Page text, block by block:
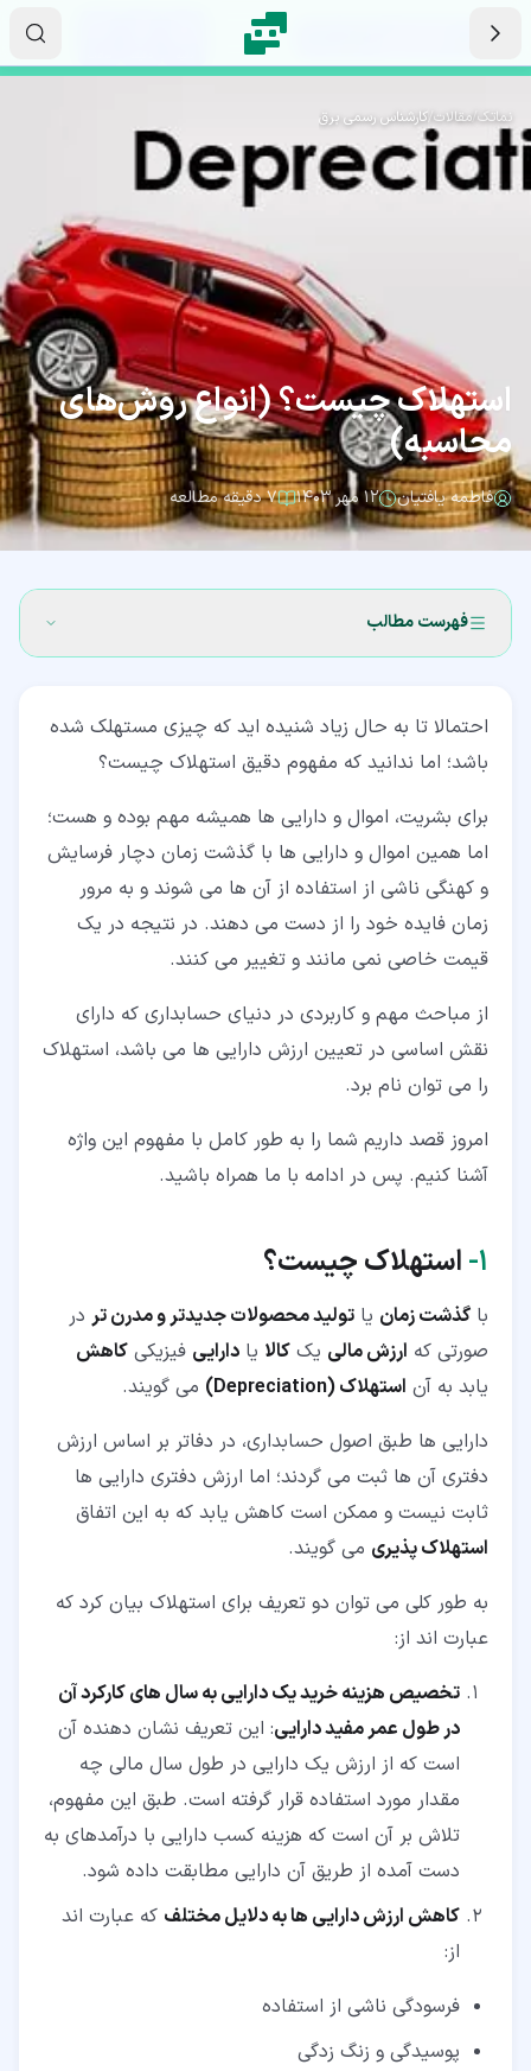
نماتک/مقالات/کارشناس رسمی برق
استهلاک چیست؟ (انواع روش‌های
محاسبه)
فاطمه یافتیان ۱۲ مهر ۱۴۰۳ ۷ دقیقه مطالعه
فهرست مطالب
۳‏-‏۲‏- استهلاک نزولی (Declining-balance Method)
۳‏-‏۳‏- استهلاک مجموع ارقام سال ها (Sum-of-the-years’
digits Method)
۳‏-‏۴‏- استهلاک واحدهای تولید شده (Units-of-production
Method)
۴‏- عوامل تعیین هزینه استهلاک چیست؟
احتمالا تا به حال زیاد شنیده اید که چیزی مستهلک شده
باشد؛ اما ندانید که مفهوم دقیق استهلاک چیست؟
برای بشریت، اموال و دارایی ها همیشه مهم بوده و هست؛
اما همین اموال و دارایی ها با گذشت زمان دچار فرسایش
و کهنگی ناشی از استفاده از آن ها می شوند و به مرور
زمان فایده خود را از دست می دهند. در نتیجه در یک
قیمت خاصی نمی مانند و تغییر می کنند.
از مباحث مهم و کاربردی در دنیای حسابداری که دارای
نقش اساسی در تعیین ارزش دارایی ها می باشد، استهلاک
را می توان نام برد.
امروز قصد داریم شما را به طور کامل با مفهوم این واژه
آشنا کنیم. پس در ادامه با ما همراه باشید.
۱‏- استهلاک چیست؟
با گذشت زمان یا تولید محصولات جدیدتر و مدرن تر در
صورتی که ارزش مالی یک کالا یا دارایی فیزیکی کاهش
یابد به آن استهلاک (Depreciation)
می گویند.
دارایی ها طبق اصول حسابداری، در دفاتر بر اساس ارزش
دفتری آن ها ثبت می گردند؛ اما ارزش دفتری دارایی ها
ثابت نیست و ممکن است کاهش یابد که به این اتفاق
استهلاک پذیری می گویند.
به طور کلی می توان دو تعریف برای استهلاک بیان کرد که
عبارت اند از:
تخصیص هزینه خرید یک دارایی به سال های کارکرد آن
در طول عمر مفید دارایی: این تعریف نشان دهنده آن
است که از ارزش یک دارایی در طول سال مالی چه
مقدار مورد استفاده قرار گرفته است. طبق این مفهوم،
تلاش بر آن است که هزینه کسب دارایی با درآمدهای به
دست آمده از طریق آن دارایی مطابقت داده شود.
کاهش ارزش دارایی ها به دلایل مختلف که عبارت اند
از:
فرسودگی ناشی از استفاده
پوسیدگی و زنگ زدگی